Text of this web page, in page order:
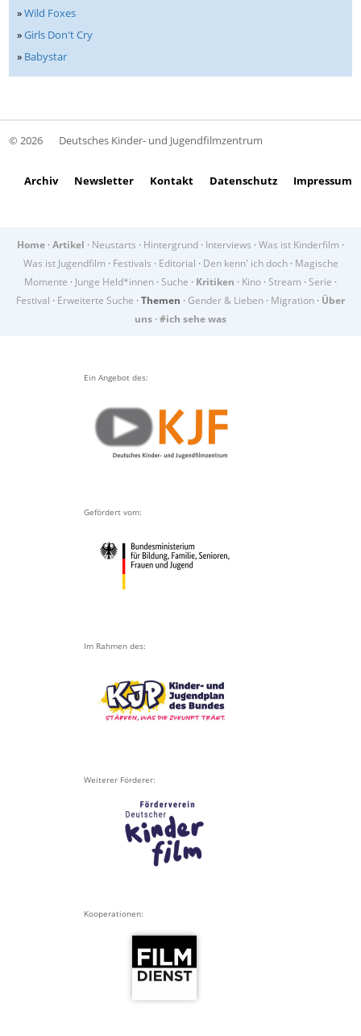
»Wild Foxes
»Girls Don't Cry
» Babystar
© 2026 Deutsches Kinder- und Jugendfilmzentrum
Archiv Newsletter Kontakt Datenschutz Impressum
Home · Artikel · Neustarts · Hintergrund · Interviews · Was ist Kinderfilm ·
Was ist Jugendfilm · Festivals · Editorial · Den kenn' ich doch· Magische
Momente · Junge Held*innen · Suche · Kritiken · Kino · Stream · Serie ·
Festival · Erweiterte Suche · Themen · Gender & Lieben · Migration · Über
uns · #ich sehe was
Ein Angebot des:
Gefördert vom:
Im Rahmen des:
Weiterer Förderer:
Kooperationen: